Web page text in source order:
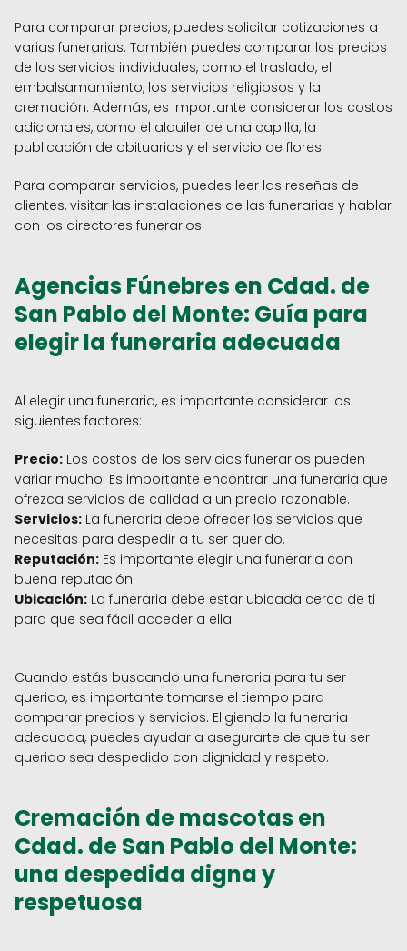
Para comparar precios, puedes solicitar cotizaciones a
varias funerarias. También puedes comparar los precios
de los servicios individuales, como el traslado, el
embalsamamiento, los servicios religiosos y la
cremación. Además, es importante considerar los costos
adicionales, como el alquiler de una capilla, la
publicación de obituarios y el servicio de flores.
Para comparar servicios, puedes leer las reseñas de
clientes, visitar las instalaciones de las funerarias y hablar
con los directores funerarios.
Agencias Fúnebres en Cdad. de
San Pablo del Monte: Guía para
elegir la funeraria adecuada
Al elegir una funeraria, es importante considerar los
siguientes factores:
Precio: Los costos de los servicios funerarios pueden
variar mucho. Es importante encontrar una funeraria que
ofrezca servicios de calidad a un precio razonable.
Servicios: La funeraria debe ofrecer los servicios que
necesitas para despedir a tu ser querido.
Reputación: Es importante elegir una funeraria con
buena reputación.
Ubicación: La funeraria debe estar ubicada cerca de ti
para que sea fácil acceder a ella.
Cuando estás buscando una funeraria para tu ser
querido, es importante tomarse el tiempo para
comparar precios y servicios. Eligiendo la funeraria
adecuada, puedes ayudar a asegurarte de que tu ser
querido sea despedido con dignidad y respeto.
Cremación de mascotas en
Cdad. de San Pablo del Monte:
una despedida digna y
respetuosa